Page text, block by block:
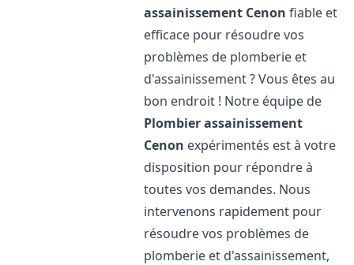
assainissement Cenon fiable et
efficace pour résoudre vos
problèmes de plomberie et
d'assainissement ? Vous êtes au
bon endroit ! Notre équipe de
Plombier assainissement
Cenon expérimentés est à votre
disposition pour répondre à
toutes vos demandes. Nous
intervenons rapidement pour
résoudre vos problèmes de
plomberie et d'assainissement,